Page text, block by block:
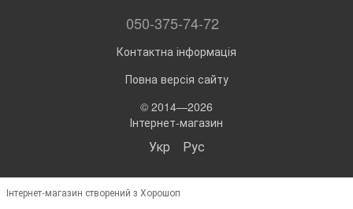
050-375-74-72
Контактна інформація
Повна версія сайту
© 2014—2026
Інтернет-магазин
Укр Рус
Інтернет-магазин створений з Хорошоп